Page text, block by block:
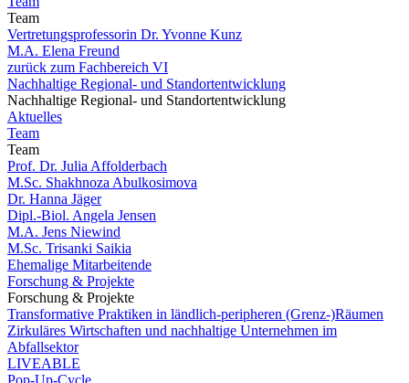
Team
Vertretungsprofessorin Dr. Yvonne Kunz
M.A. Elena Freund
zurück zum Fachbereich VI
Nachhaltige Regional- und Standortentwicklung
Nachhaltige Regional- und Standortentwicklung
Aktuelles
Team
Team
Prof. Dr. Julia Affolderbach
M.Sc. Shakhnoza Abulkosimova
Dr. Hanna Jäger
Dipl.-Biol. Angela Jensen
M.A. Jens Niewind
M.Sc. Trisanki Saikia
Ehemalige Mitarbeitende
Forschung & Projekte
Forschung & Projekte
Transformative Praktiken in ländlich-peripheren (Grenz-)Räumen
Zirkuläres Wirtschaften und nachhaltige Unternehmen im
Abfallsektor
LIVEABLE
Pop-Up-Cycle